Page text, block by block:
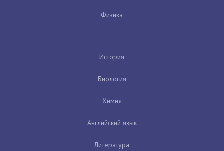
Физика
История
Биология
Химия
Английский язык
Литература